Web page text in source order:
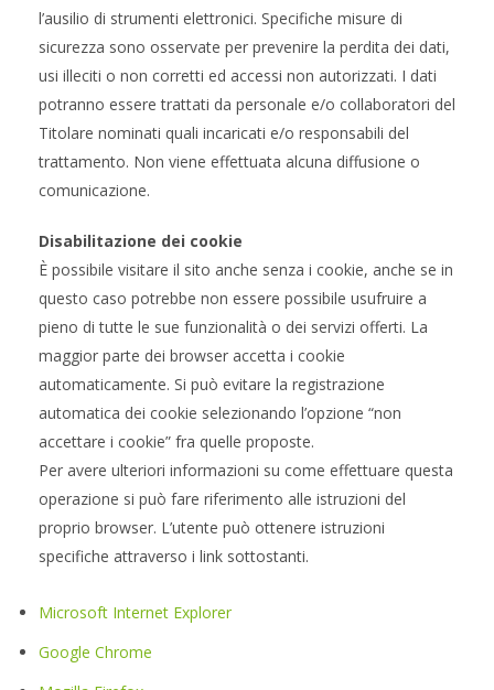
l’ausilio di strumenti elettronici. Specifiche misure di
sicurezza sono osservate per prevenire la perdita dei dati,
usi illeciti o non corretti ed accessi non autorizzati. I dati
potranno essere trattati da personale e/o collaboratori del
Titolare nominati quali incaricati e/o responsabili del
trattamento. Non viene effettuata alcuna diffusione o
comunicazione.
Disabilitazione dei cookie
È possibile visitare il sito anche senza i cookie, anche se in
questo caso potrebbe non essere possibile usufruire a
pieno di tutte le sue funzionalità o dei servizi offerti. La
maggior parte dei browser accetta i cookie
automaticamente. Si può evitare la registrazione
automatica dei cookie selezionando l’opzione “non
accettare i cookie” fra quelle proposte.
Per avere ulteriori informazioni su come effettuare questa
operazione si può fare riferimento alle istruzioni del
proprio browser. L’utente può ottenere istruzioni
specifiche attraverso i link sottostanti.
Microsoft Internet Explorer
Google Chrome